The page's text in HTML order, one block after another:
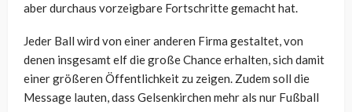
aber durchaus vorzeigbare Fortschritte gemacht hat.
Jeder Ball wird von einer anderen Firma gestaltet, von
denen insgesamt elf die große Chance erhalten, sich damit
einer größeren Öffentlichkeit zu zeigen. Zudem soll die
Message lauten, dass Gelsenkirchen mehr als nur Fußball